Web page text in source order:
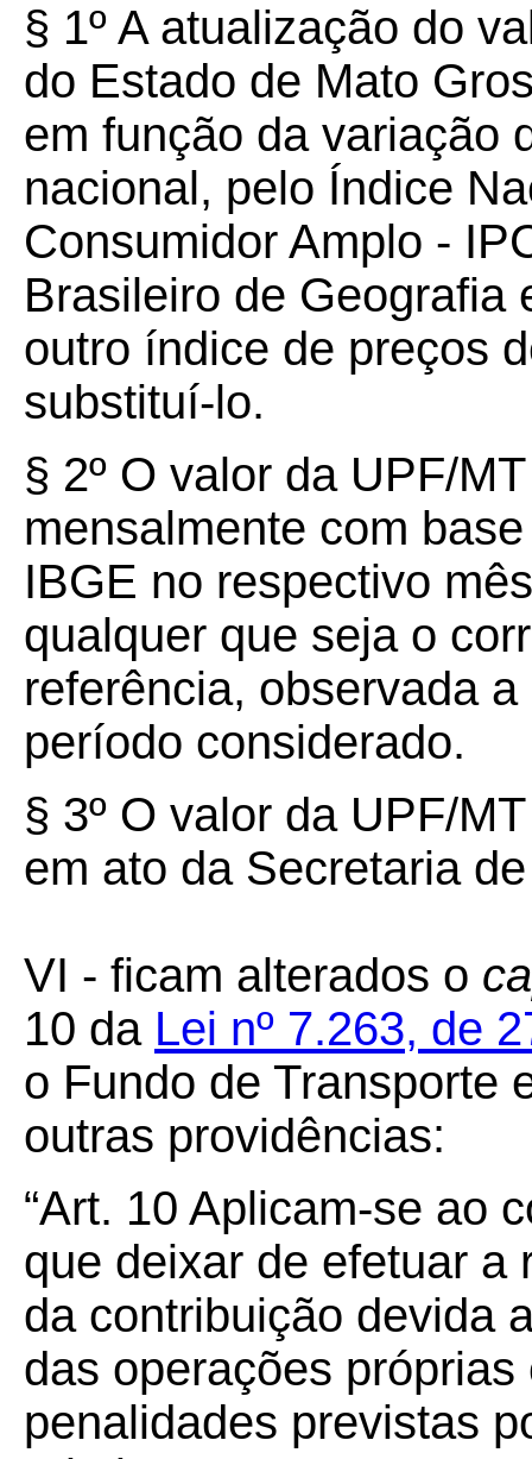
§ 1º A atualização do
do Estado de Mato
em função da variação
nacional, pelo Índice
Consumidor Amplo -
Brasileiro de Geografia
outro índice de preços
substituí-lo.
§ 2º O valor da UPF/
mensalmente com
IBGE no respectivo
qualquer que seja o
referência, observada
período considerado.
§ 3º O valor da UPF/
em ato da Secretaria
VI - ficam alterados o
10 da Lei nº 7.263, de
o Fundo de Transporte
outras providências:
“Art. 10 Aplicam-se ao
que deixar de efetuar a
da contribuição devida
das operações
penalidades previstas